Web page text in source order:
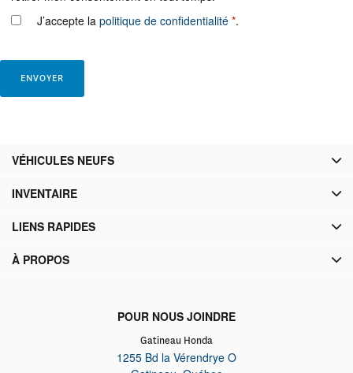
J’accepte la politique de confidentialité *.
POUR NOUS JOINDRE
Gatineau Honda
1255 Bd la Vérendrye O
VÉHICULES NEUFS
INVENTAIRE
LIENS RAPIDES
À PROPOS